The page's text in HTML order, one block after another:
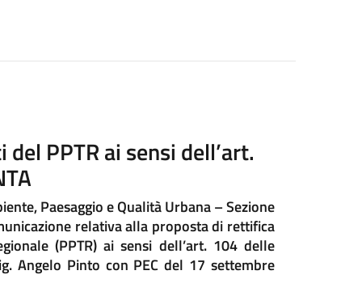
PPTR ai sensi dell’art.
Paesaggio e Qualità Urbana – Sezione
relativa alla proposta di rettifica
(PPTR) ai sensi dell’art. 104 delle
Angelo Pinto con PEC del 17 settembre